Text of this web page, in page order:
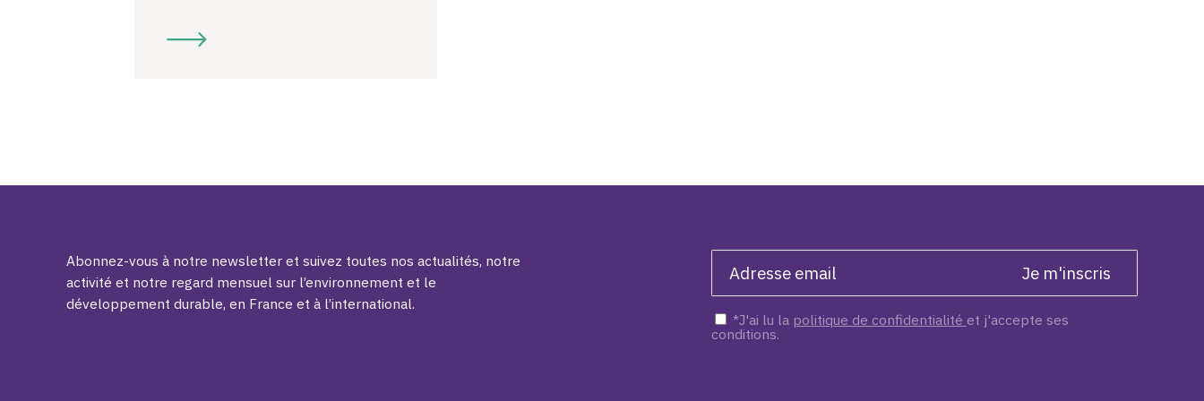
Abonnez-vous à notre newsletter et suivez toutes nos actualités, notre
activité et notre regard mensuel sur l’environnement et le
développement durable, en France et à l’international.
*J'ai lu la politique de confidentialité et j'accepte ses
conditions.